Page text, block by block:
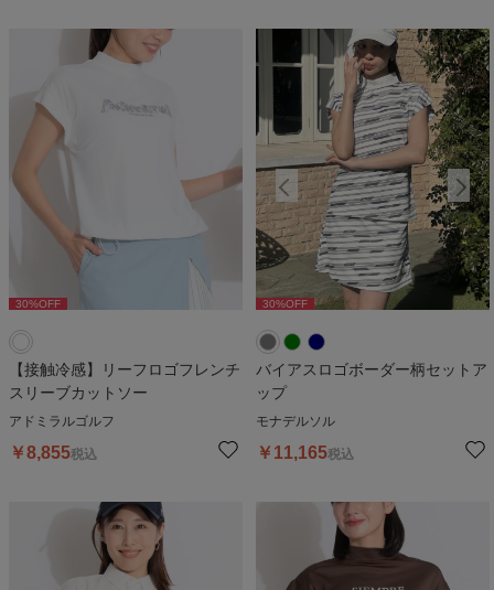
30%OFF
【接触冷感】リーフロゴフレンチ
スリーブカットソー
アドミラルゴルフ
￥8,855税込
30%OFF 30%OFF
バイアスロゴボーダー柄セットア
ップ
モナデルソル
￥ 11,165税込